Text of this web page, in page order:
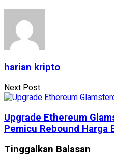
harian kripto
Next Post
Upgrade Ethereum
Pemicu Rebound Harga
Tinggalkan Balasan